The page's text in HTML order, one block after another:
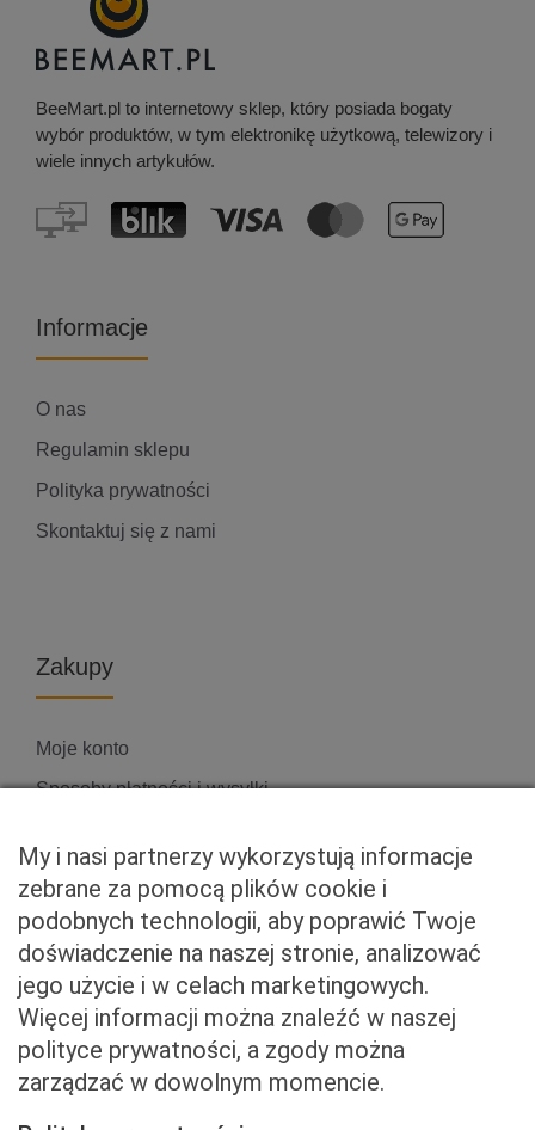
BeeMart.pl to internetowy sklep, który posiada bogaty
wybór produktów, w tym elektronikę użytkową, telewizory i
wiele innych artykułów.
Informacje
O nas
Regulamin sklepu
Polityka prywatności
Skontaktuj się z nami
Zakupy
Moje konto
Sposoby płatności i wysyłki
Właściciel serwisu
Baveno Sp. z o. o.
Czerniakowska 71/408a
00-715 Warszawa
NIP: 5273093569
KRS: 0001081683
My i nasi partnerzy wykorzystują informacje
zebrane za pomocą plików cookie i
podobnych technologii, aby poprawić Twoje
doświadczenie na naszej stronie, analizować
jego użycie i w celach marketingowych.
Więcej informacji można znaleźć w naszej
polityce prywatności, a zgody można
zarządzać w dowolnym momencie.